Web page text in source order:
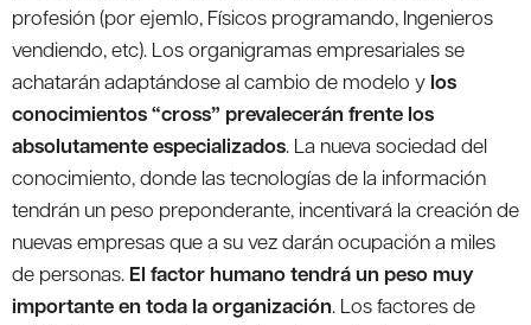
profesión (por ejemlo, Físicos programando, Ingenieros
vendiendo, etc). Los organigramas empresariales se
achatarán adaptándose al cambio de modelo y los
conocimientos “cross” prevalecerán frente los
absolutamente especializados. La nueva sociedad del
conocimiento, donde las tecnologías de la información
tendrán un peso preponderante, incentivará la creación de
nuevas empresas que a su vez darán ocupación a miles
de personas. El factor humano tendrá un peso muy
importante en toda la organización. Los factores de